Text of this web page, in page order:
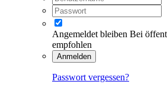
Angemeldet bleiben Bei
empfohlen
Anmelden
Passwort vergessen?